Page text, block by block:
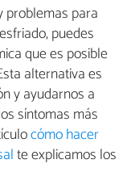
problemas para
puedes
que es posible
alternativa es
y ayudarnos a
síntomas más
cómo hacer
te explicamos los